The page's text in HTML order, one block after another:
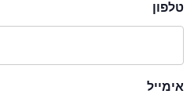
טלפון
אימייל